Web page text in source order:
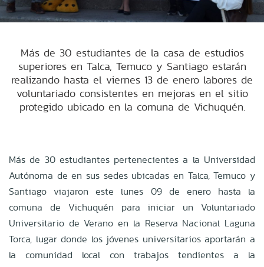
Más de 30 estudiantes de la casa de estudios
superiores en Talca, Temuco y Santiago estarán
realizando hasta el viernes 13 de enero labores de
voluntariado consistentes en mejoras en el sitio
protegido ubicado en la comuna de Vichuquén.
Más de 30 estudiantes pertenecientes a la Universidad
Autónoma de en sus sedes ubicadas en Talca, Temuco y
Santiago viajaron este lunes 09 de enero hasta la
comuna de Vichuquén para iniciar un Voluntariado
Universitario de Verano en la Reserva Nacional Laguna
Torca, lugar donde los jóvenes universitarios aportarán a
la comunidad local con trabajos tendientes a la